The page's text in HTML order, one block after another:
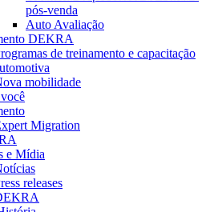
pós-venda
Auto Avaliação
DEKRA
de treinamento e capacitação
mobilidade
Migration
e Mídia
releases